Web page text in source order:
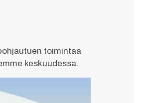
toimintaa
keskuudessa.